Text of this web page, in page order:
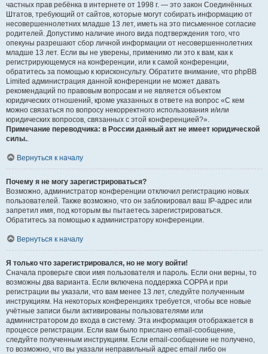
частных прав ребёнка в интернете от 1998 г. — это закон Соединённых
Штатов, требующий от сайтов, которые могут собирать информацию от
несовершеннолетних младше 13 лет, иметь на это письменное согласие
родителей. Допустимо наличие иного вида подтверждения того, что
опекуны разрешают сбор личной информации от несовершеннолетних
младше 13 лет. Если вы не уверены, применимо ли это к вам, как к
регистрирующемуся на конференции, или к самой конференции,
обратитесь за помощью к юрисконсульту. Обратите внимание, что phpBB
Limited администрация данной конференции не может давать
рекомендаций по правовым вопросам и не является объектом
юридических отношений, кроме указанных в ответе на вопрос «С кем
можно связаться по вопросу некорректного использования и/или
юридических вопросов, связанных с этой конференцией?».
Примечание переводчика: в России данный акт не имеет юридической
силы..
Вернуться к началу
Почему я не могу зарегистрироваться?
Возможно, администратор конференции отключил регистрацию новых
пользователей. Также возможно, что он заблокировал ваш IP-адрес или
запретил имя, под которым вы пытаетесь зарегистрироваться.
Обратитесь за помощью к администратору конференции.
Вернуться к началу
Я только что зарегистрировался, но не могу войти!
Сначала проверьте свои имя пользователя и пароль. Если они верны, то
возможны два варианта. Если включена поддержка COPPA и при
регистрации вы указали, что вам менее 13 лет, следуйте полученным
инструкциям. На некоторых конференциях требуется, чтобы все новые
учётные записи были активированы пользователями или
администратором до входа в систему. Эта информация отображается в
процессе регистрации. Если вам было прислано email-сообщение,
следуйте полученным инструкциям. Если email-сообщение не получено,
то возможно, что вы указали неправильный адрес email либо он